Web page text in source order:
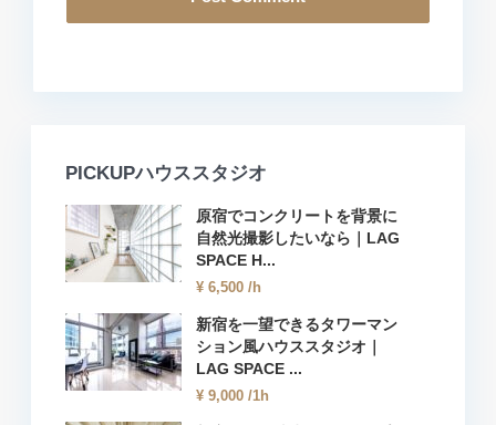
PICKUPハウススタジオ
原宿でコンクリートを背景に
自然光撮影したいなら｜LAG
SPACE H...
¥ 6,500 /h
新宿を一望できるタワーマン
ション風ハウススタジオ｜
LAG SPACE ...
¥ 9,000 /1h